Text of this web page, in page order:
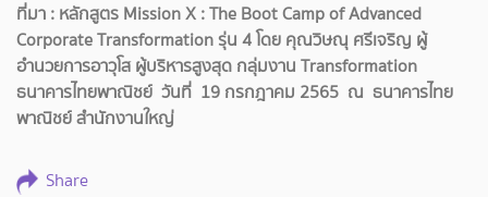
ที่มา : หลักสูตร Mission X : The Boot Camp of Advanced
Corporate Transformation รุ่น 4 โดย คุณวิษณุ ศรีเจริญ ผู้
อำนวยการอาวุโส ผู้บริหารสูงสุด กลุ่มงาน Transformation
ธนาคารไทยพาณิชย์ วันที่ 19 กรกฎาคม 2565 ณ ธนาคารไทย
พาณิชย์ สำนักงานใหญ่
Share